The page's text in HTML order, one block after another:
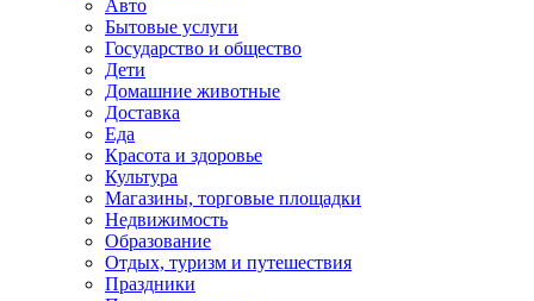
Авто
Бытовые услуги
Государство и общество
Дети
Домашние животные
Доставка
Еда
Красота и здоровье
Культура
Магазины, торговые площадки
Недвижимость
Образование
Отдых, туризм и путешествия
Праздники